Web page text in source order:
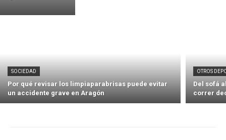
SOCIEDAD
Por qué revisar los limpiaparabrisas puede evitar
un accidente grave en Aragón
OTROS
Del sofá
correr